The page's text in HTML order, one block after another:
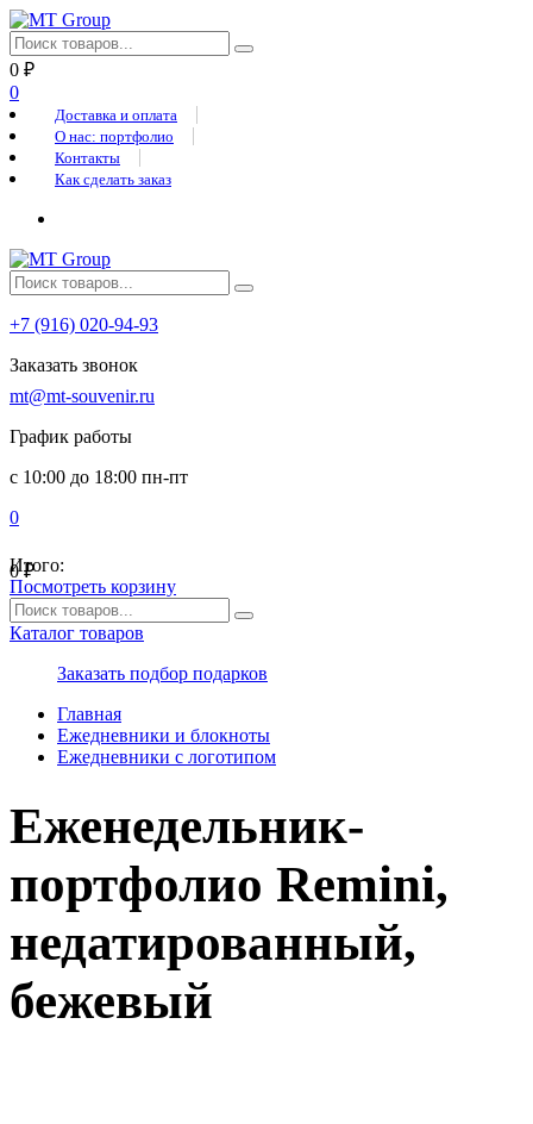
0 ₽
0
Доставка и оплата
О нас: портфолио
Контакты
Как сделать заказ
+7 (916) 020-94-93
Заказать звонок
mt@mt-souvenir.ru
График работы
с 10:00 до 18:00 пн-пт
0
0₽
Итого:
Посмотреть корзину
Каталог товаров
Заказать подбор подарков
Главная
Ежедневники и блокноты
Ежедневники с логотипом
Еженедельник-
портфолио Remini,
недатированный,
бежевый